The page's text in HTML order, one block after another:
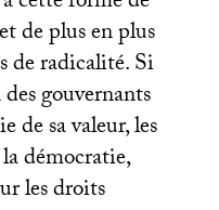
de plus en plus
de radicalité. Si
gouvernants
de sa valeur, les
démocratie,
les droits